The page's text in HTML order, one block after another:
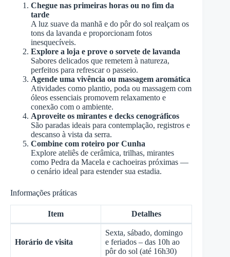
Chegue nas primeiras horas ou no fim da
tarde
A luz suave da manhã e do pôr do sol realçam os
tons da lavanda e proporcionam fotos
inesquecíveis.
Explore a loja e prove o sorvete de lavanda
Sabores delicados que remetem à natureza,
perfeitos para refrescar o passeio.
Agende uma vivência ou massagem aromática
Atividades como plantio, poda ou massagem com
óleos essenciais promovem relaxamento e
conexão com o ambiente.
Aproveite os mirantes e decks cenográficos
São paradas ideais para contemplação, registros e
descanso à vista da serra.
Combine com roteiro por Cunha
Explore ateliês de cerâmica, trilhas, mirantes
como Pedra da Macela e cachoeiras próximas —
o cenário ideal para estender sua estadia.
Informações práticas
Item Detalhes
Horário de visita
Sexta, sábado, domingo
e feriados – das 10h ao
pôr do sol (até 16h30)